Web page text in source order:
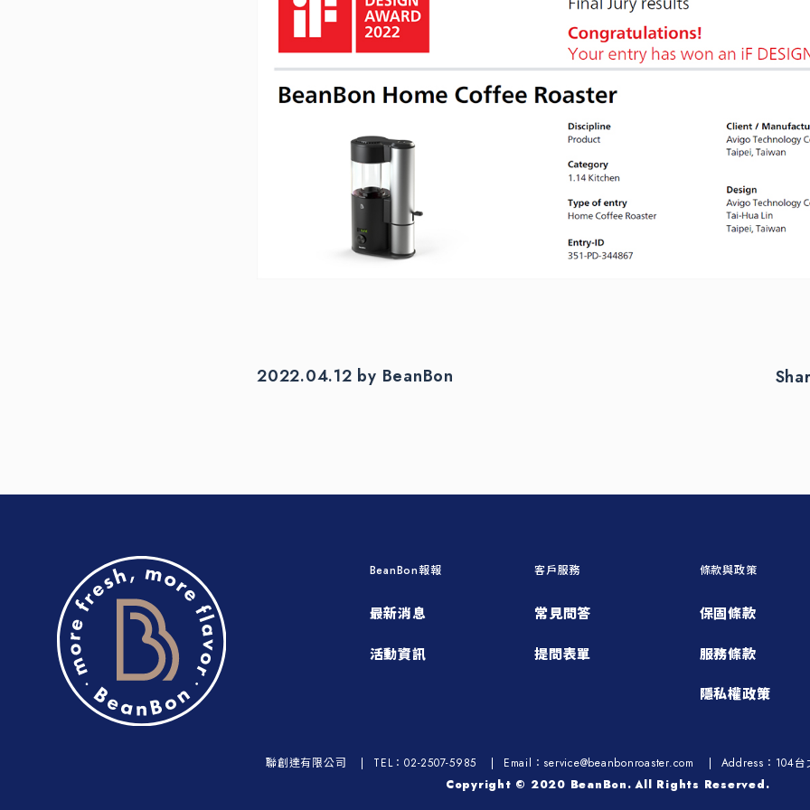
2022.04.12 by BeanBon
BeanBon報報
最新消息
活動資訊
客戶服務
常見問答
提問表單
條款與政策
保固條款
服務條款
隱私權政策
聯創達有限公司 TEL：02-2507-5985 Email：service@beanbonroaster.com
Address：104
Copyright © 2020 BeanBon. All Rights Reserved.